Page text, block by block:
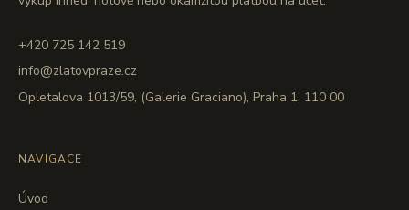
+420 725 142 519
info@zlatovpraze.cz
Opletalova 1013/59, (Galerie Graciano), Praha 1, 110 00
NAVIGACE
Úvod